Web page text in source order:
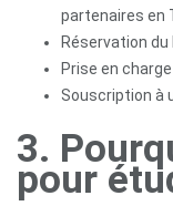
partenaires en
Réservation
Prise en
Souscription à
3.
pour